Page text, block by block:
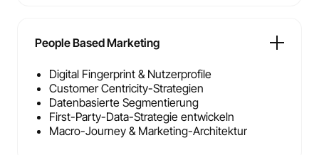
People Based Marketing
Digital Fingerprint & Nutzerprofile
Customer Centricity-Strategien
Datenbasierte Segmentierung
First-Party-Data-Strategie entwickeln
Macro-Journey & Marketing-Architektur